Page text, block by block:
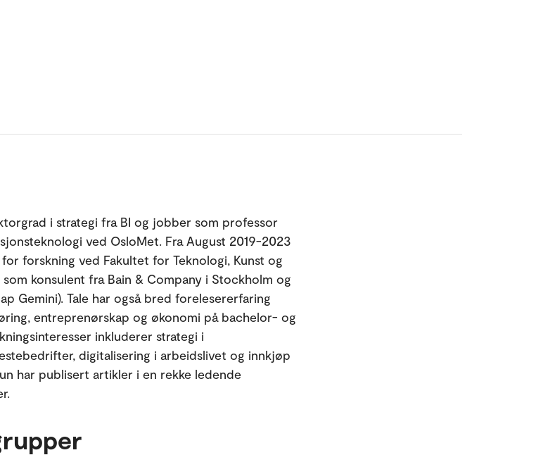
i strategi fra BI og jobber som professor
ved OsloMet. Fra August 2019-2023
forskning ved Fakultet for Teknologi, Kunst og
konsulent fra Bain & Company i Stockholm og
Gemini). Tale har også bred forelesererfaring
entreprenørskap og økonomi på bachelor- og
inkluderer strategi i
digitalisering i arbeidslivet og innkjøp
har publisert artikler i en rekke ledende